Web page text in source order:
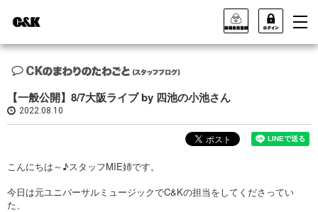
【一般公開】8/7大阪ライブ by 四池の小池さん
2022.08.10
こんにちは～♪スタッフMIE姉です。
今日は元ユニバーサルミュージックでC&Kの担当をしてくださってい
た、